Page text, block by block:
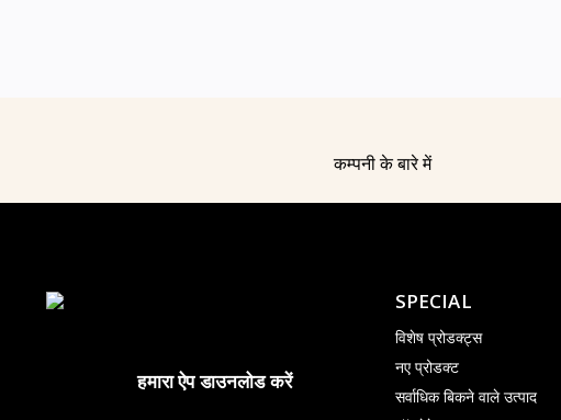
कम्पनी के बारे में
हमारा ऐप डाउनलोड करें
SPECIAL
विशेष प्रोडक्ट्स
नए प्रोडक्ट
सर्वाधिक बिकने वाले उत्पाद